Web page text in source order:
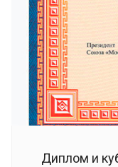
Диплом и